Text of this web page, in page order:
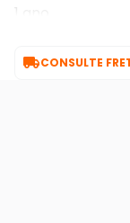
1 ano
CONSULTE